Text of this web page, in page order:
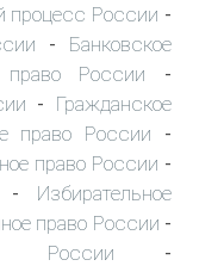
процесс России -
- Банковское
России -
- Гражданское
право России -
право России -
- Избирательное
право России -
России -